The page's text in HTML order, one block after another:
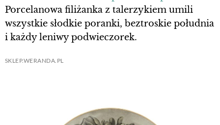
Porcelanowa filiżanka z talerzykiem umili
wszystkie słodkie poranki, beztroskie południa
i każdy leniwy podwieczorek.
SKLEP.WERANDA.PL